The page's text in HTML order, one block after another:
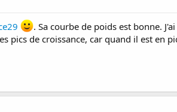
. Sa courbe de poids est bonne.
pics de croissance, car quand il est en